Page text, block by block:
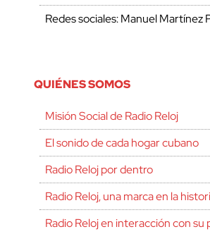
Redes sociales: Manuel Martínez
QUIÉNES SOMOS
Misión Social de Radio Reloj
El sonido de cada hogar cubano
Radio Reloj por dentro
Radio Reloj, una marca en la
Radio Reloj en interacción con su